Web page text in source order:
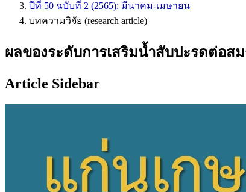
ปีที่ 50 ฉบับที่ 2 (2565): มีนาคม-เมษายน
บทความวิจัย (research article)
ผลของระดับการเสริมน้ำสับปะรดต่อ
Article Sidebar